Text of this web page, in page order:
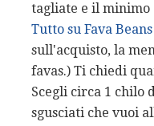
tagliate e il minimo
Tutto su Fava Beans
sull'acquisto, la
favas.) Ti chiedi
Scegli circa 1 chilo
sgusciati che vuoi